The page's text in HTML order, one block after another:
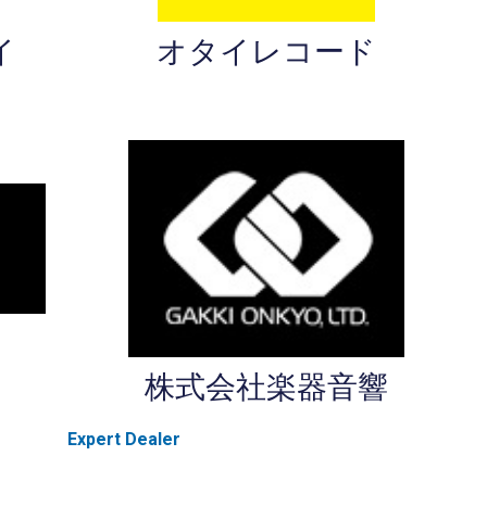
オタイレコード
株式会社楽器音響
Expert Dealer